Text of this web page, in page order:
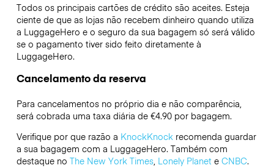
Todos os principais cartões de crédito são aceites. Esteja
ciente de que as lojas não recebem dinheiro quando utiliza
a LuggageHero e o seguro da sua bagagem só será válido
se o pagamento tiver sido feito diretamente à
LuggageHero.
Cancelamento da reserva
Para cancelamentos no próprio dia e não comparência,
será cobrada uma taxa diária de €4.90 por bagagem.
Verifique por que razão a KnockKnockrecomenda guardar
a sua bagagem com a LuggageHero. Também com
destaque no The New York Times, Lonely Planete CNBC.